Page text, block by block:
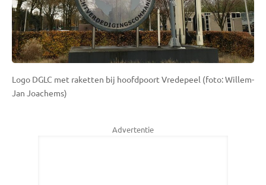
Logo DGLC met raketten bij hoofdpoort Vredepeel (foto: Willem-
Jan Joachems)
Advertentie